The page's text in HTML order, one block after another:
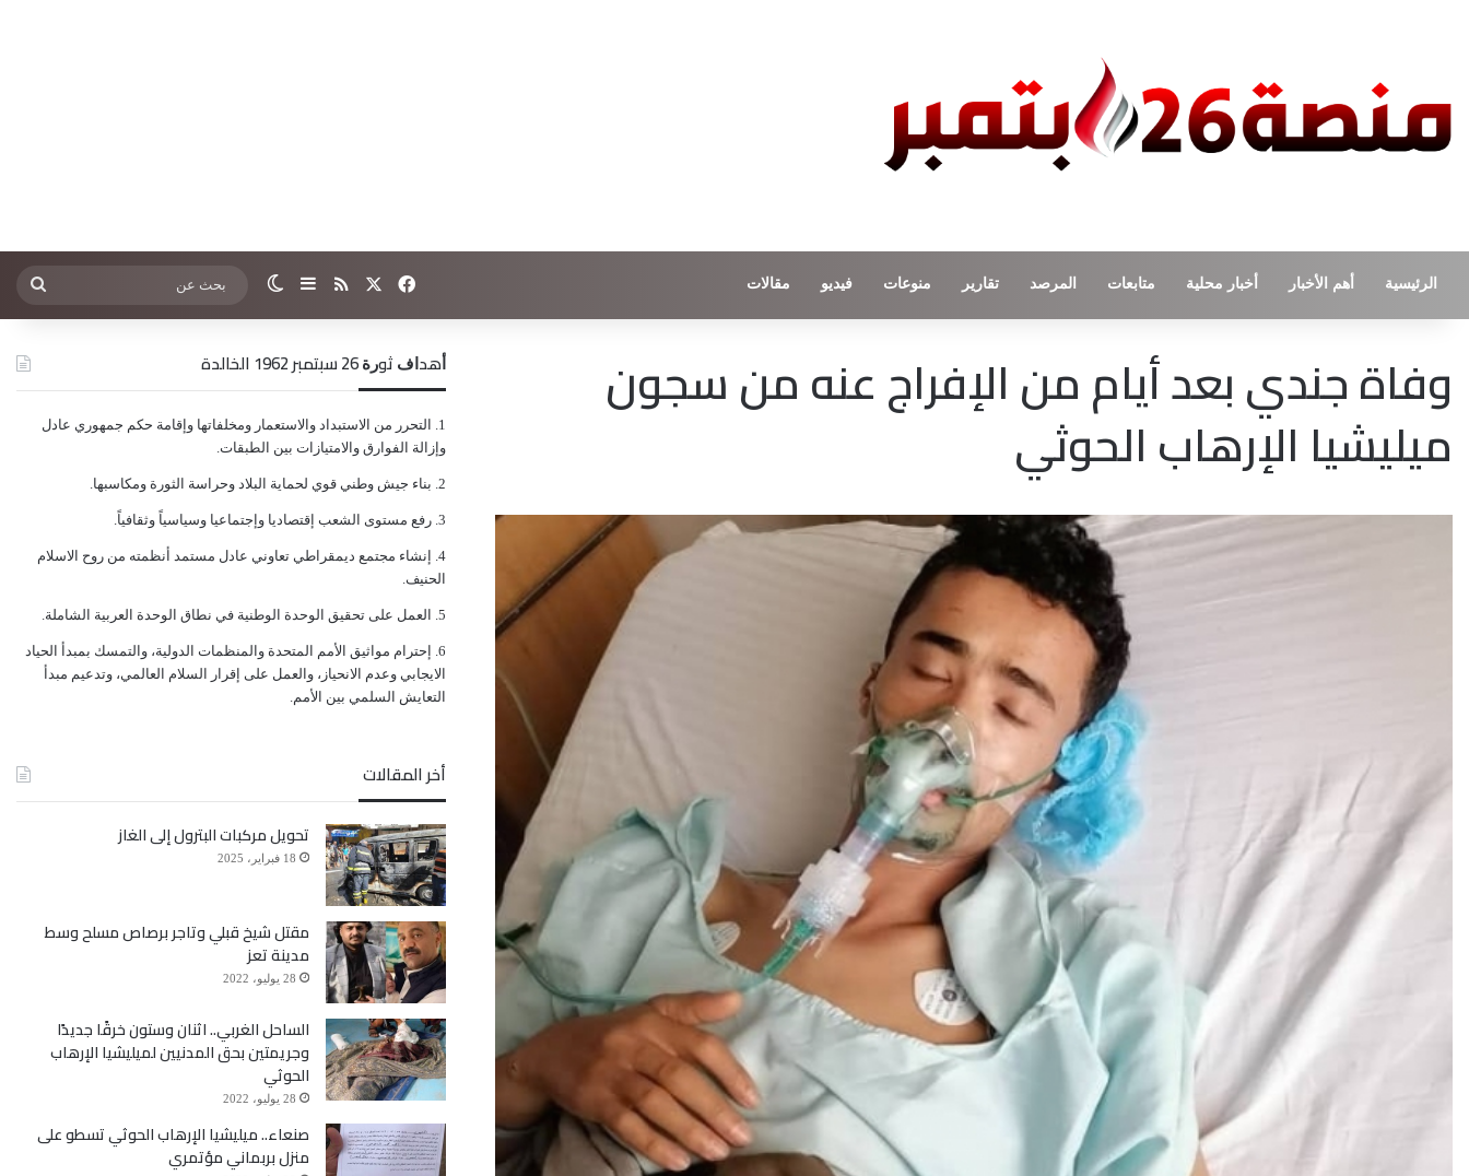
الرئيسية أهم الأخبار أخبار محلية متابعات المرصد تقارير منوعات فيديو مقالات فيسبوك ملخص الموقع RSS
إضافة عمود جانبي
الوضع المظلم بحث
عن
وفاة جندي بعد أيام من الإفراج عنه من سجون
ميليشيا الإرهاب الحوثي
ﺃﻫﺪﺍﻑ ﺛﻮﺭﺓ 26 ﺳﺒﺘﻤﺒﺮ 1962 الخالدة
ﺍﻟﺘﺤﺮﺭ ﻣﻦ ﺍﻻﺳﺘﺒﺪﺍﺩ ﻭﺍﻻﺳﺘﻌﻤﺎﺭ ﻭﻣﺨﻠﻔﺎﺗﻬﺎ ﻭﺇﻗﺎﻣﺔ ﺣﻜﻢ ﺟﻤﻬﻮﺭﻱ ﻋﺎﺩﻝ
ﻭﺇﺯﺍﻟﺔ ﺍﻟﻔﻮﺍﺭﻕ ﻭﺍﻻﻣﺘﻴﺎﺯﺍﺕ ﺑﻴﻦ ﺍﻟﻄﺒﻘﺎﺕ.
ﺑﻨﺎﺀ ﺟﻴﺶ ﻭﻃﻨﻲ ﻗﻮﻱ ﻟﺤﻤﺎﻳﺔ ﺍﻟﺒﻼﺩ ﻭﺣﺮﺍﺳﺔ ﺍﻟﺜﻮﺭﺓ ﻭﻣﻜﺎﺳﺒﻬﺎ.
ﺭﻓﻊ ﻣﺴﺘﻮﻯ ﺍﻟﺸﻌﺐ ﺇﻗﺘﺼﺎﺩﻳﺎ ﻭﺇﺟﺘﻤﺎﻋﻴﺎ ﻭﺳﻴﺎﺳﻴﺎً ﻭﺛﻘﺎﻓﻴﺎً.
ﺇﻧﺸﺎﺀ ﻣﺠﺘﻤﻊ ﺩﻳﻤﻘﺮﺍﻃﻲ ﺗﻌﺎﻭﻧﻲ ﻋﺎﺩﻝ ﻣﺴﺘﻤﺪ ﺃﻧﻈﻤﺘﻪ ﻣﻦ ﺭﻭﺡ ﺍﻻﺳﻼﻡ
ﺍﻟﺤﻨﻴﻒ.
ﺍﻟﻌﻤﻞ ﻋﻠﻰ ﺗﺤﻘﻴﻖ ﺍﻟﻮﺣﺪﺓ ﺍﻟﻮﻃﻨﻴﺔ ﻓﻲ ﻧﻄﺎﻕ ﺍﻟﻮﺣﺪﺓ ﺍﻟﻌﺮﺑﻴﺔ ﺍﻟﺸﺎﻣﻠﺔ.
ﺇﺣﺘﺮﺍﻡ ﻣﻮﺍﺛﻴﻖ الأﻣﻢ ﺍﻟﻤﺘﺤﺪﺓ ﻭﺍﻟﻤﻨﻈﻤﺎﺕ ﺍﻟﺪﻭﻟﻴﺔ، ﻭﺍﻟﺘﻤﺴﻚ ﺑﻤﺒﺪﺃ ﺍﻟﺤﻴﺎﺩ
ﺍﻻﻳﺠﺎﺑﻲ ﻭﻋﺪﻡ ﺍﻻﻧﺤﻴﺎﺯ، ﻭﺍﻟﻌﻤﻞ ﻋﻠﻰ ﺇﻗﺮﺍﺭ ﺍﻟﺴﻼﻡ ﺍﻟﻌﺎﻟﻤﻲ، ﻭﺗﺪﻋﻴﻢ ﻣﺒﺪﺃ
ﺍﻟﺘﻌﺎﻳﺶ ﺍﻟﺴﻠﻤﻲ ﺑﻴﻦ ﺍﻷﻣﻢ.
أخر المقالات
تحويل مركبات البترول إلى الغاز
18 فبراير، 2025
مقتل شيخ قبلي وتاجر برصاص مسلح وسط
مدينة تعز
28 يوليو، 2022
الساحل الغربي.. اثنان وستون خرقًا جديدًا
وجريمتين بحق المدنيين لميليشيا الإرهاب
الحوثي
28 يوليو، 2022
صنعاء.. ميليشيا الإرهاب الحوثي تسطو على
منزل بربماني مؤتمري